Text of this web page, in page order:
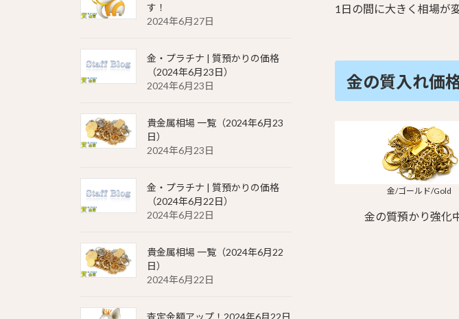
1日の間に大きく相場が
金の質入れ価
金/ゴールド/Gold
金の質預かり強化
す！
2024年6月27日
金・プラチナ | 質預かりの価格
（2024年6月23日）
2024年6月23日
貴金属相場 一覧（2024年6月23
日）
2024年6月23日
金・プラチナ | 質預かりの価格
（2024年6月22日）
2024年6月22日
貴金属相場 一覧（2024年6月22
日）
2024年6月22日
査定金額アップ！2024年6月22日